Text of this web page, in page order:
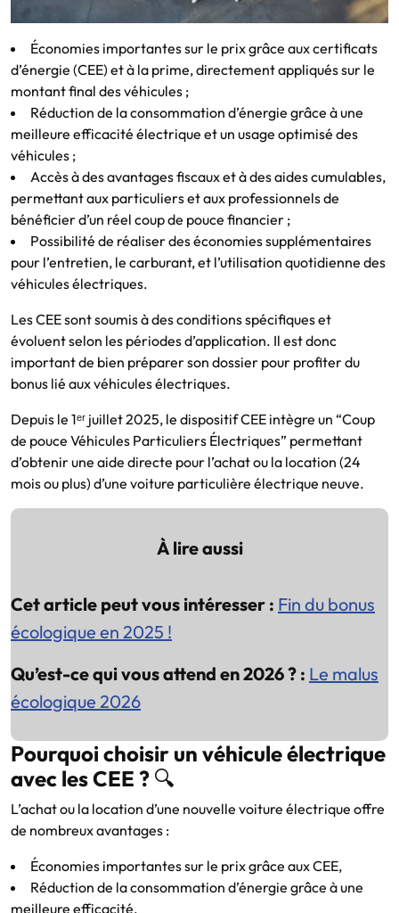
Économies importantes sur le prix grâce aux certificats
d’énergie (CEE) et à la prime, directement appliqués sur le
montant final des véhicules ;
Réduction de la consommation d’énergie grâce à une
meilleure efficacité électrique et un usage optimisé des
véhicules ;
Accès à des avantages fiscaux et à des aides cumulables,
permettant aux particuliers et aux professionnels de
bénéficier d’un réel coup de pouce financier ;
Possibilité de réaliser des économies supplémentaires
pour l’entretien, le carburant, et l’utilisation quotidienne des
véhicules électriques.
Les CEE sont soumis à des conditions spécifiques et
évoluent selon les périodes d’application. Il est donc
important de bien préparer son dossier pour profiter du
bonus lié aux véhicules électriques.
Depuis le 1ᵉʳ juillet 2025, le dispositif CEE intègre un “Coup
de pouce Véhicules Particuliers Électriques” permettant
d’obtenir une aide directe pour l’achat ou la location (24
mois ou plus) d’une voiture particulière électrique neuve.
À lire aussi
Cet article peut vous intéresser : Fin du bonus
écologique en 2025 !
Qu’est-ce qui vous attend en 2026 ? : Le malus
écologique 2026
Pourquoi choisir un véhicule électrique
avec les CEE ? 🔍
L’achat ou la location d’une nouvelle voiture électrique offre
de nombreux avantages :
Économies importantes sur le prix grâce aux CEE,
Réduction de la consommation d’énergie grâce à une
meilleure efficacité,